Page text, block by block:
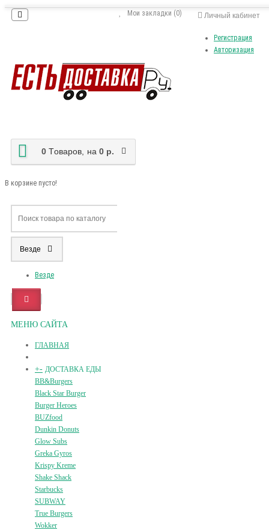
Личный кабинет
Регистрация
Авторизация
Мои закладки (0)
0 Tоваров, на 0 р.
В корзине пусто!
Везде
Везде
МЕНЮ САЙТА
ГЛАВНАЯ
+- ДОСТАВКА ЕДЫ
BB&Burgers
Black Star Burger
Burger Heroes
BUZfood
Dunkin Donuts
Glow Subs
Greka Gyros
Krispy Kreme
Shake Shack
Starbucks
SUBWAY
True Burgers
Wokker